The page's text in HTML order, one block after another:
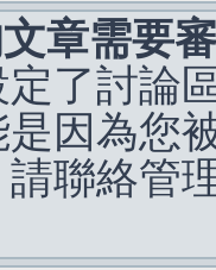
章需要
了討論
因為您
聯絡管